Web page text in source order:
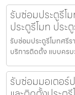
รับซ่อมประตูรีโ
ประตูรีโมท ประ
รับซ่อมประตูรีโมทศรีร
บริการติดตั้ง แบบครบ
รับซ่อมมอเตอร์